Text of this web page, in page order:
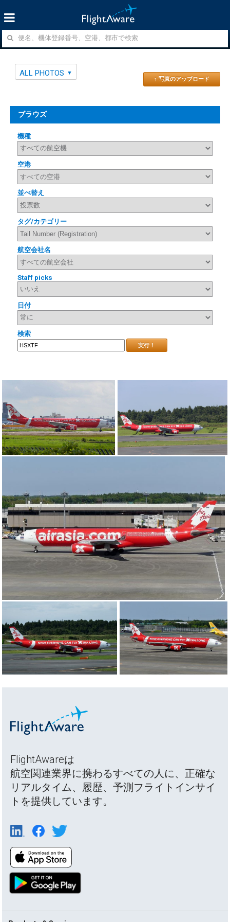
ALL PHOTOS
↑ 写真のアップロード
ブラウズ
機種
空港
並べ替え
タグ/カテゴリー
航空会社名
Staff picks
日付
検索
実行！
FlightAwareは
航空関連業界に携わるすべての人に、正確な
リアルタイム、履歴、予測フライトインサイ
トを提供しています。